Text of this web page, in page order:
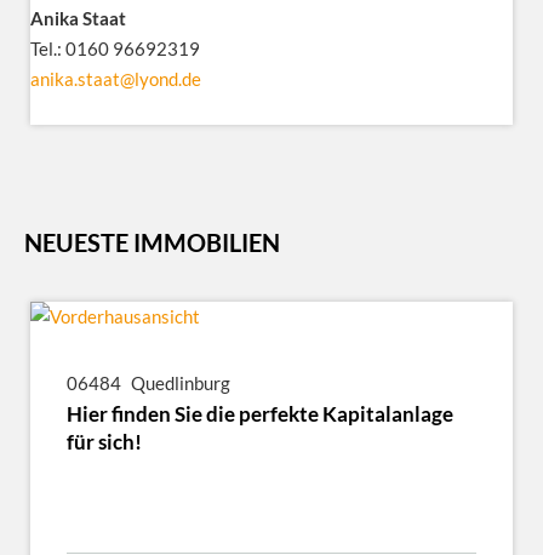
Anika Staat
Tel.: 0160 96692319
anika.staat@lyond.de
NEUESTE IMMOBILIEN
06484 Quedlinburg
Hier finden Sie die perfekte Kapitalanlage
für sich!